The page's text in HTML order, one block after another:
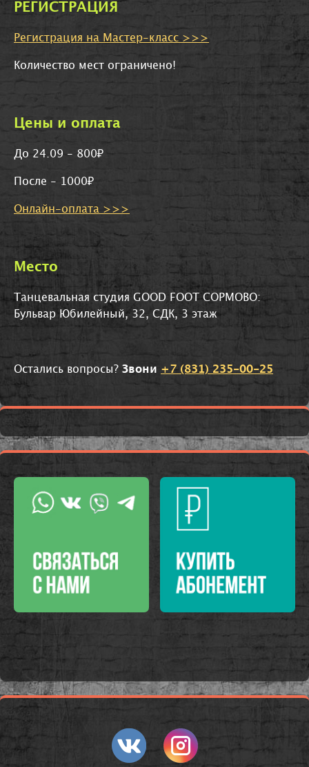
РЕГИСТРАЦИЯ
Регистрация на Мастер-класс >>>
Количество мест ограничено!
Цены и оплата
До 24.09 - 800₽
После - 1000₽
Онлайн-оплата >>>
Место
Танцевальная студия GOOD FOOT СОРМОВО:
Бульвар Юбилейный, 32, СДК, 3 этаж
Остались вопросы? Звони +7 (831) 235-00-25